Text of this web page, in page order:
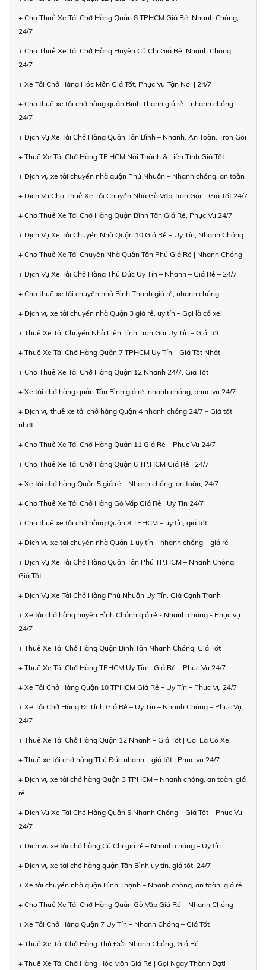
+ Cho Thuê Xe Tải Chở Hàng Quận 8 TPHCM Giá Rẻ, Nhanh Chóng,
24/7
+ Cho Thuê Xe Tải Chở Hàng Huyện Củ Chi Giá Rẻ, Nhanh Chóng,
24/7
+ Xe Tải Chở Hàng Hóc Môn Giá Tốt, Phục Vụ Tận Nơi | 24/7
+ Cho thuê xe tải chở hàng quận Bình Thạnh giá rẻ – nhanh chóng
24/7
+ Dịch Vụ Xe Tải Chở Hàng Quận Tân Bình – Nhanh, An Toàn, Trọn Gói
+ Thuê Xe Tải Chở Hàng TP.HCM Nội Thành & Liên Tỉnh Giá Tốt
+ Dịch vụ xe tải chuyển nhà quận Phú Nhuận – Nhanh chóng, an toàn
+ Dịch Vụ Cho Thuê Xe Tải Chuyển Nhà Gò Vấp Trọn Gói – Giá Tốt 24/7
+ Cho Thuê Xe Tải Chở Hàng Quận Bình Tân Giá Rẻ, Phục Vụ 24/7
+ Dịch Vụ Xe Tải Chuyển Nhà Quận 10 Giá Rẻ – Uy Tín, Nhanh Chóng
+ Cho Thuê Xe Tải Chuyển Nhà Quận Tân Phú Giá Rẻ | Nhanh Chóng
+ Dịch Vụ Xe Tải Chở Hàng Thủ Đức Uy Tín – Nhanh – Giá Rẻ – 24/7
+ Cho thuê xe tải chuyển nhà Bình Thạnh giá rẻ, nhanh chóng
+ Dịch vụ xe tải chuyển nhà Quận 3 giá rẻ, uy tín – Gọi là có xe!
+ Thuê Xe Tải Chuyển Nhà Liên Tỉnh Trọn Gói Uy Tín – Giá Tốt
+ Thuê Xe Tải Chở Hàng Quận 7 TPHCM Uy Tín – Giá Tốt Nhất
+ Cho Thuê Xe Tải Chở Hàng Quận 12 Nhanh 24/7, Giá Tốt
+ Xe tải chở hàng quận Tân Bình giá rẻ, nhanh chóng, phục vụ 24/7
+ Dịch vụ thuê xe tải chở hàng Quận 4 nhanh chóng 24/7 – Giá tốt
nhất
+ Cho Thuê Xe Tải Chở Hàng Quận 11 Giá Rẻ – Phục Vụ 24/7
+ Cho Thuê Xe Tải Chở Hàng Quận 6 TP.HCM Giá Rẻ | 24/7
+ Xe tải chở hàng Quận 5 giá rẻ – Nhanh chóng, an toàn, 24/7
+ Cho Thuê Xe Tải Chở Hàng Gò Vấp Giá Rẻ | Uy Tín 24/7
+ Cho thuê xe tải chở hàng Quận 8 TPHCM – uy tín, giá tốt
+ Dịch vụ xe tải chuyển nhà Quận 1 uy tín – nhanh chóng – giá rẻ
+ Dịch Vụ Xe Tải Chở Hàng Quận Tân Phú TP.HCM – Nhanh Chóng,
Giá Tốt
+ Dịch Vụ Xe Tải Chở Hàng Phú Nhuận Uy Tín, Giá Cạnh Tranh
+ Xe tải chở hàng huyện Bình Chánh giá rẻ - Nhanh chóng - Phục vụ
24/7
+ Thuê Xe Tải Chở Hàng Quận Bình Tân Nhanh Chóng, Giá Tốt
+ Thuê Xe Tải Chở Hàng TPHCM Uy Tín – Giá Rẻ – Phục Vụ 24/7
+ Xe Tải Chở Hàng Quận 10 TPHCM Giá Rẻ – Uy Tín – Phục Vụ 24/7
+ Xe Tải Chở Hàng Đi Tỉnh Giá Rẻ – Uy Tín – Nhanh Chóng – Phục Vụ
24/7
+ Thuê Xe Tải Chở Hàng Quận 12 Nhanh – Giá Tốt | Gọi Là Có Xe!
+ Thuê xe tải chở hàng Thủ Đức nhanh – giá tốt | Phục vụ 24/7
+ Dịch vụ xe tải chở hàng Quận 3 TPHCM – Nhanh chóng, an toàn, giá
rẻ
+ Dịch Vụ Xe Tải Chở Hàng Quận 5 Nhanh Chóng – Giá Tốt – Phục Vụ
24/7
+ Dịch vụ xe tải chở hàng Củ Chi giá rẻ – Nhanh chóng – Uy tín
+ Dịch vụ xe tải chở hàng quận Tân Bình uy tín, giá tốt, 24/7
+ Xe tải chuyển nhà quận Bình Thạnh – Nhanh chóng, an toàn, giá rẻ
+ Cho Thuê Xe Tải Chở Hàng Quận Gò Vấp Giá Rẻ – Nhanh Chóng
+ Xe Tải Chở Hàng Quận 7 Uy Tín – Nhanh Chóng – Giá Tốt
+ Thuê Xe Tải Chở Hàng Thủ Đức Nhanh Chóng, Giá Rẻ
+ Thuê Xe Tải Chở Hàng Hóc Môn Giá Rẻ | Gọi Ngay Thành Đạt!